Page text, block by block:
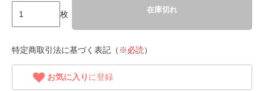
枚
在庫切れ
特定商取引法に基づく表記（ ※必読）
お気に入り に登録